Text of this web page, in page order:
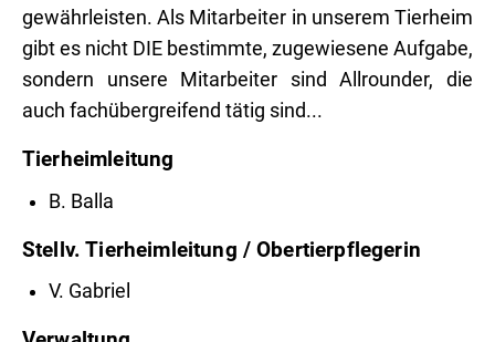
gewährleisten. Als Mitarbeiter in unserem Tierheim
gibt es nicht DIE bestimmte, zugewiesene Aufgabe,
sondern unsere Mitarbeiter sind Allrounder, die
auch fachübergreifend tätig sind...
Tierheimleitung
B. Balla
Stellv. Tierheimleitung / Obertierpflegerin
V. Gabriel